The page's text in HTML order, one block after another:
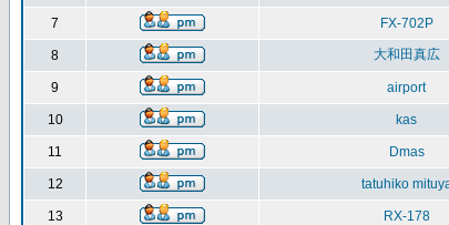
7 FX-702P
8 大和田真広
9 airport
10 kas
11 Dmas
12 tatuhiko
13 RX-178